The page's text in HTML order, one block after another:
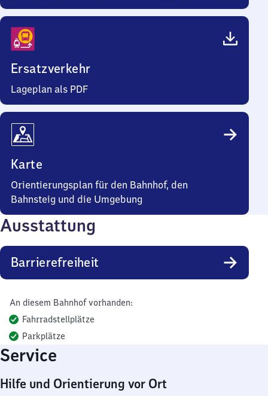
Ersatzverkehr
Lageplan als PDF
Karte
Orientierungsplan für den Bahnhof, den
Bahnsteig und die Umgebung
Ausstattung
Barrierefreiheit
An diesem Bahnhof vorhanden:
Fahrradstellplätze
Parkplätze
Service
Hilfe und Orientierung vor Ort